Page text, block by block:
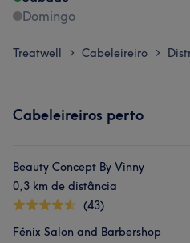
Domingo
Treatwell > Cabeleireiro >
Cabeleireiros perto
Beauty Concept By Vinny
0,3 km de distância
(43)
Fénix Salon and Barbershop